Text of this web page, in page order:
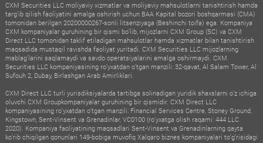
CXM Securities LLC moliyaviy xizmatlar va moliyaviy mahsulotlarni tanishtirish hamda
targ‘ib qilish faoliyatini amalga oshirish uchun BAA Kapital bozori boshqarmasi (CMA)
tomonidan berilgan 20200000267-sonli litsenziyaga (Beshinchi toifa) ega. Kompaniya
CXM kompaniyalar guruhining bir qismi bo‘lib, mijozlarni CXM Group (SC) va CXM
Direct LLC tomonidan taklif etiladigan mahsulotlar hamda xizmatlar bilan tanishtirish
maqsadida mustaqil ravishda faoliyat yuritadi. CXM Securities LLC mijozlarning
mablag‘larini saqlamaydi va savdo operatsiyalarini amalga oshirmaydi. CXM
Securities LLC kompaniyasining ro‘yxatdan o‘tgan manzili: 32-qavat, Al Salam Tower, Al
Sufouh 2, Dubay, Birlashgan Arab Amirliklari.
CXM Direct LLC turli yurisdiksiyalarda tartibga solinadigan yuridik shaxslarni o‘z ichiga
oluvchi CXM Groupkompaniyalar guruhining bir qismidir. CXM Direct LLC
kompaniyasining ro‘yxatdan o‘tgan manzili: Financial Services Centre, Stoney Ground,
Kingstown, Sent-Vinsent va Grenadinlar, VC0100 (ro‘yxatga olish raqami: 444 LLC
2020). Kompaniya faoliyatining maqsadlari Sent-Vinsent va Grenadinlarning qayta
ko‘rib chiqilgan qonunlari 149-bobiga muvofiq Xalqaro biznes kompaniyalari to‘g‘risidagi